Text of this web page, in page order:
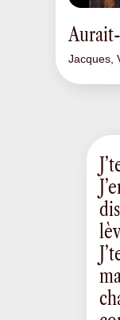
Jacques,